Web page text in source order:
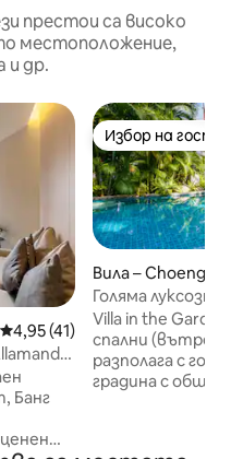
престои са високо
местоположение,
и др.
Средна оценка: 4,95 от 5,
4,95 (41)
Банг
Избор на
Избор на
Вила – Choeng
Голяма луксозна
басейн. Пеша до
Villa in the
спални
разполага с
градина с общ